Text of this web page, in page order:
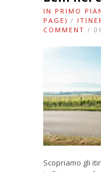
IN PRIMO
PAGE) /
COMMENT /
Scopriamo gli